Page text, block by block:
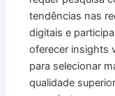
tendências nas
digitais e
oferecer insights
para selecionar
qualidade